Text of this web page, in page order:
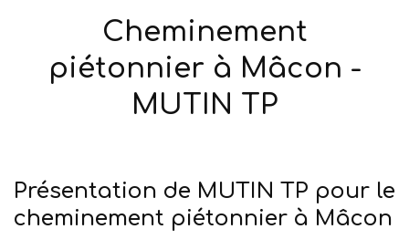
Cheminement
piétonnier à Mâcon -
MUTIN TP
Présentation de MUTIN TP pour le
cheminement piétonnier à Mâcon